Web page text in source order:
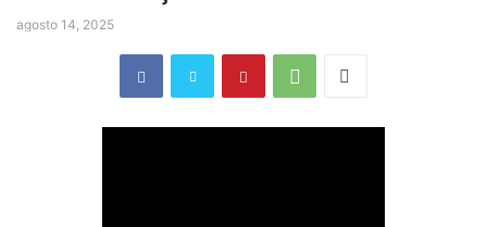
agosto 14, 2025